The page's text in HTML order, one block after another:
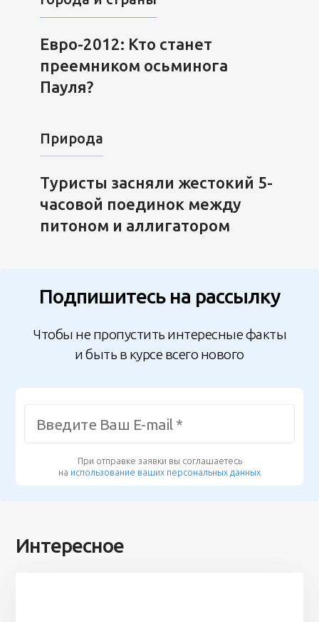
Евро-2012: Кто станет
преемником осьминога
Пауля?
Природа
Туристы засняли жестокий 5-
часовой поединок между
питоном и аллигатором
Подпишитесь на рассылку
Чтобы не пропустить интересные факты
и быть в курсе всего нового
При отправке заявки вы соглашаетесь
на использование ваших персональных данных
Интересное